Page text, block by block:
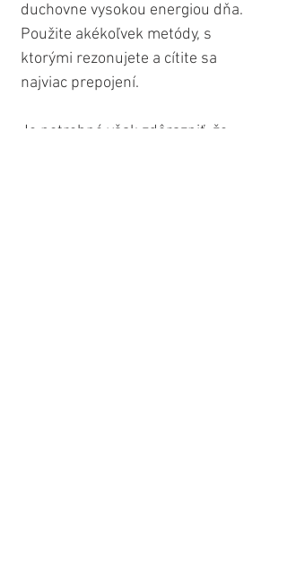
duchovne vysokou energiou dňa.
Použite akékoľvek metódy, s
ktorými rezonujete a cítite sa
najviac prepojení.
Je potrebné však zdôrazniť, že